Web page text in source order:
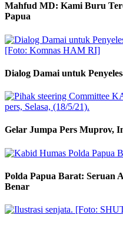
Mahfud MD: Kami Buru
Papua
Dialog Damai untuk
Gelar Jumpa Pers Muprov,
Polda Papua Barat: Seruan
Benar